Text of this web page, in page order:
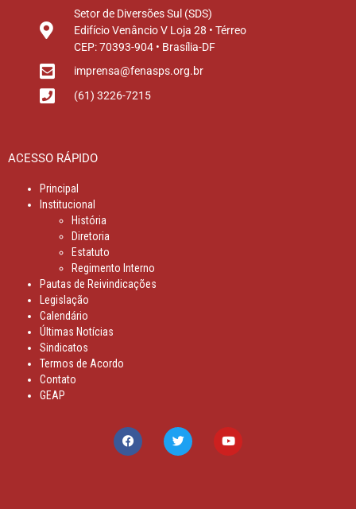
Setor de Diversões Sul (SDS)
Edifício Venâncio V Loja 28 • Térreo
CEP: 70393-904 • Brasília-DF
imprensa@fenasps.org.br
(61) 3226-7215
ACESSO RÁPIDO
Principal
Institucional
História
Diretoria
Estatuto
Regimento Interno
Pautas de Reivindicações
Legislação
Calendário
Últimas Notícias
Sindicatos
Termos de Acordo
Contato
GEAP